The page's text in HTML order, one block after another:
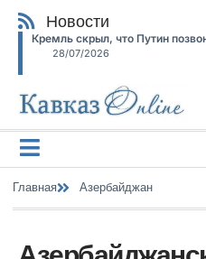
Новости
Кремль скрыл, что Путин
28/07/2026
Главная Азербайджан